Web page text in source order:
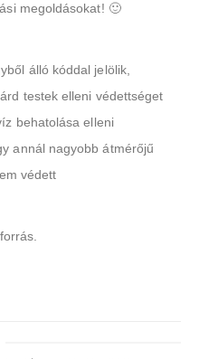
megoldásokat! 🙂
álló kóddal jelölik,
testek elleni védettséget
behatolása elleni
annál nagyobb átmérőjű
védett